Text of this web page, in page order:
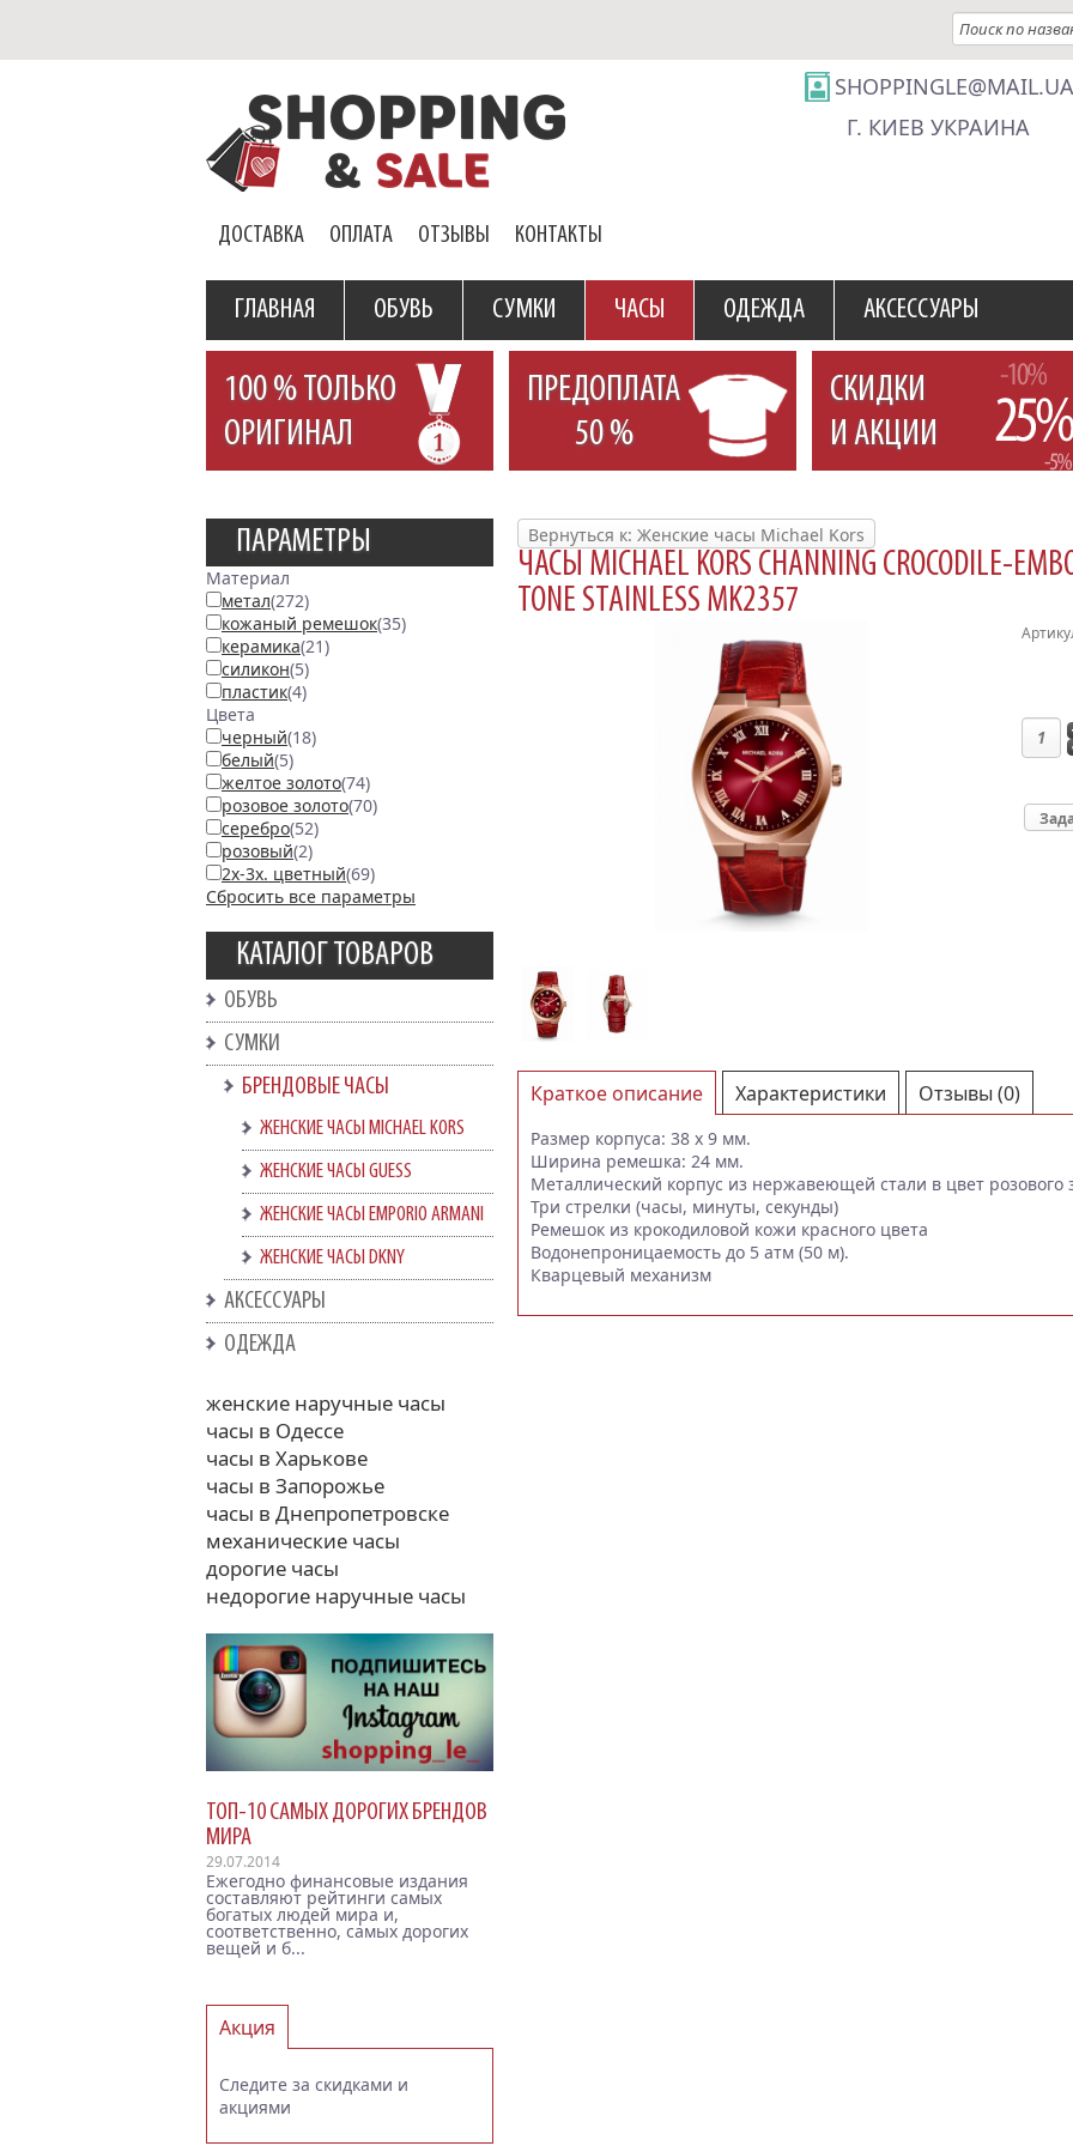
SHOPPINGLE@MAIL.UA
Г. КИЕВ УКРАИНА
ДОСТАВКА ОПЛАТА ОТЗЫВЫ КОНТАКТЫ
ГЛАВНАЯ ОБУВЬ СУМКИ ЧАСЫ ОДЕЖДА АКСЕССУАРЫ
100 % ТОЛЬКО
ОРИГИНАЛ
ПРЕДОПЛАТА
50 %
СКИДКИ
И АКЦИИ
ПАРАМЕТРЫ
Материал
метал(272)
кожаный ремешок(35)
керамика(21)
силикон(5)
пластик(4)
Цвета
черный(18)
белый(5)
желтое золото(74)
розовое золото(70)
серебро(52)
розовый(2)
2х-3х. цветный(69)
Сбросить все параметры
КАТАЛОГ ТОВАРОВ
ОБУВЬ
СУМКИ
БРЕНДОВЫЕ ЧАСЫ
ЖЕНСКИЕ ЧАСЫ MICHAEL KORS
ЖЕНСКИЕ ЧАСЫ GUESS
ЖЕНСКИЕ ЧАСЫ EMPORIO ARMANI
ЖЕНСКИЕ ЧАСЫ DKNY
АКСЕССУАРЫ
ОДЕЖДА
женские наручные часы
часы в Одессе
часы в Харькове
часы в Запорожье
часы в Днепропетровске
механические часы
дорогие часы
недорогие наручные часы
ТОП-10 САМЫХ ДОРОГИХ БРЕНДОВ
МИРА
29.07.2014
Ежегодно финансовые издания
составляют рейтинги самых
богатых людей мира и,
соответственно, самых дорогих
вещей и б...
Акция
Следите за скидками и
акциями
Вернуться к: Женские часы Michael Kors
ЧАСЫ MICHAEL KORS CHANNING CROCODILE-
TONE STAINLESS MK2357
Краткое описание
Размер корпуса: 38 x 9 мм.
Ширина ремешка: 24 мм.
Металлический корпус из нержавеющей стали в цвет розового
Три стрелки (часы, минуты, секунды)
Ремешок из крокодиловой кожи красного цвета
Водонепроницаемость до 5 атм (50 м).
Кварцевый механизм
Характеристики Отзывы (0)